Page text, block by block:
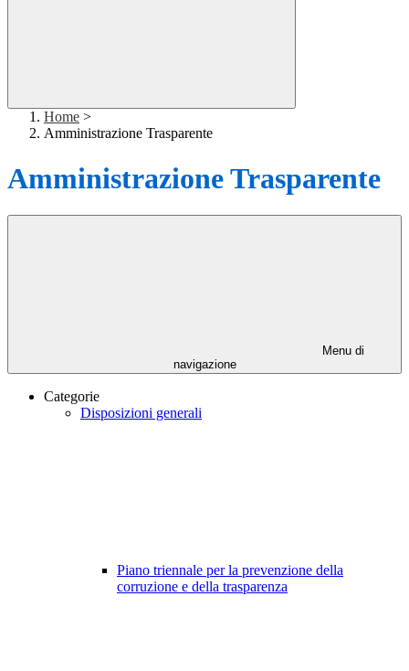
Home >
Amministrazione Trasparente
Amministrazione Trasparente
Menu di
navigazione
Categorie
Disposizioni generali
Piano triennale per la prevenzione della
corruzione e della trasparenza